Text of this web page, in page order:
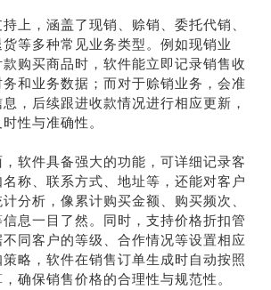
上，涵盖了现销、赊销、委托代销、
等多种常见业务类型。例如现销业
购买商品时，软件能立即记录销售收
和业务数据；而对于赊销业务，会准
，后续跟进收款情况进行相应更新，
性与准确性。
软件具备强大的功能，可详细记录客
称、联系方式、地址等，还能对客户
分析，像累计购买金额、购买频次、
息一目了然。同时，支持价格折扣管
同客户的等级、合作情况等设置相应
略，软件在销售订单生成时自动按照
确保销售价格的合理性与规范性。